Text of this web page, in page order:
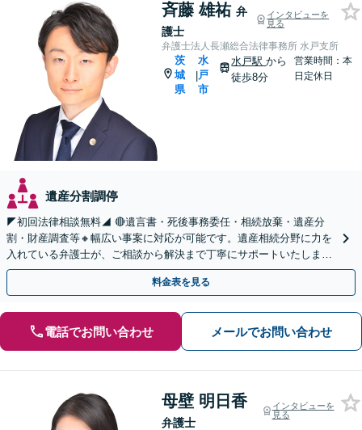
斉藤 雄祐 弁
護士
インタビューを
見る
弁護士法人長瀬総合法律事務所 水戸支所
茨
城
県
|
水
戸
市
水戸駅から
徒歩8分
営業時間：本
日定休日
遺産分割調停
◤初回法律相談無料◢ 🔴遺言書・死後事務委任・相続放棄・遺産分
割・財産調査等🔸幅広い事案に対応が可能です。遺産相続分野に力を
入れている弁護士が、ご相談から解決まで丁寧にサポートいたしま
す。まずはじっくりとお話ししてください。
料金表を見る
電話でお問い合わせ メールでお問い合わせ
母壁 明日香
弁護士
インタビューを
見る